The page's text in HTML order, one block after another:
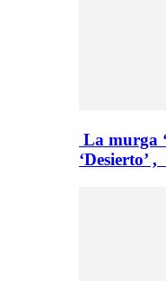
La murga
‘Desierto’